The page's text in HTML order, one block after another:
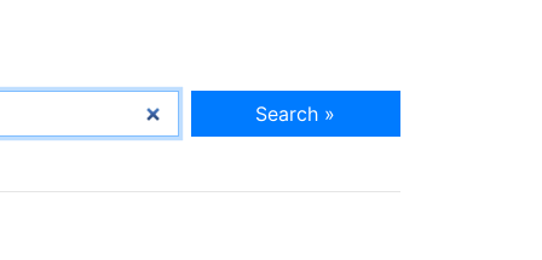
Search »